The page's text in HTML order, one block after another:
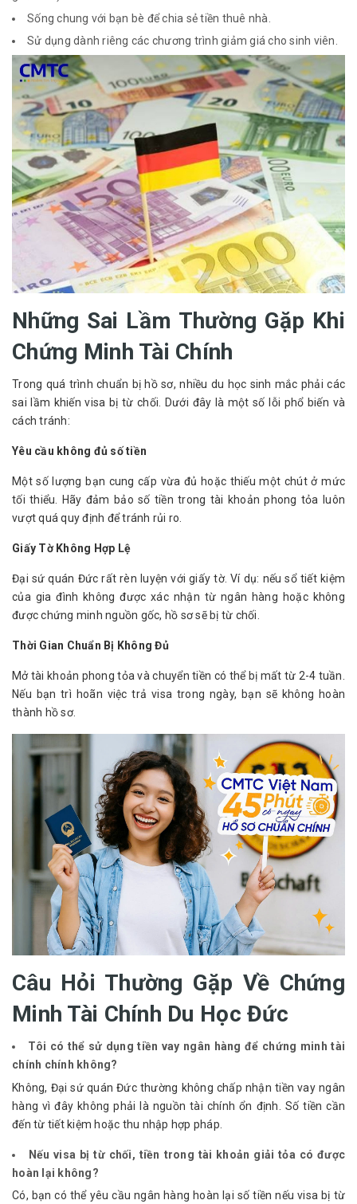
Sống chung với bạn bè để chia sẻ tiền thuê nhà.
Sử dụng dành riêng các chương trình giảm giá cho sinh viên.
Những Sai Lầm Thường Gặp Khi
Chứng Minh Tài Chính
Trong quá trình chuẩn bị hồ sơ, nhiều du học sinh mắc phải các
sai lầm khiến visa bị từ chối. Dưới đây là một số lỗi phổ biến và
cách tránh:
Yêu cầu không đủ số tiền
Một số lượng bạn cung cấp vừa đủ hoặc thiếu một chút ở mức
tối thiểu. Hãy đảm bảo số tiền trong tài khoản phong tỏa luôn
vượt quá quy định để tránh rủi ro.
Giấy Tờ Không Hợp Lệ
Đại sứ quán Đức rất rèn luyện với giấy tờ. Ví dụ: nếu sổ tiết kiệm
của gia đình không được xác nhận từ ngân hàng hoặc không
được chứng minh nguồn gốc, hồ sơ sẽ bị từ chối.
Thời Gian Chuẩn Bị Không Đủ
Mở tài khoản phong tỏa và chuyển tiền có thể bị mất từ ​​2-4 tuần.
Nếu bạn trì hoãn việc trả visa trong ngày, bạn sẽ không hoàn
thành hồ sơ.
Câu Hỏi Thường Gặp Về Chứng
Minh Tài Chính Du Học Đức
Tôi có thể sử dụng tiền vay ngân hàng để chứng minh tài
chính chính không?
Không, Đại sứ quán Đức thường không chấp nhận tiền vay ngân
hàng vì đây không phải là nguồn tài chính ổn định. Số tiền cần
đến từ tiết kiệm hoặc thu nhập hợp pháp.
Nếu visa bị từ chối, tiền trong tài khoản giải tỏa có được
hoàn lại không?
Có, bạn có thể yêu cầu ngân hàng hoàn lại số tiền nếu visa bị từ